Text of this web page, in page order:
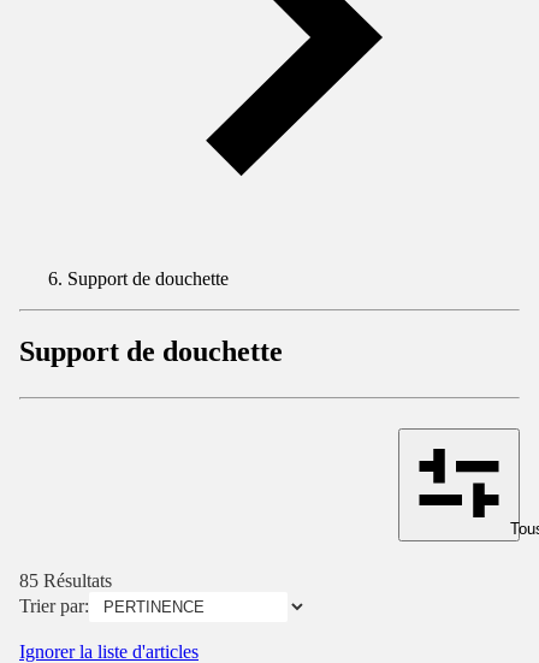
Support de douchette
Support de douchette
85 Résultats
Trier par:
Ignorer la liste d'articles